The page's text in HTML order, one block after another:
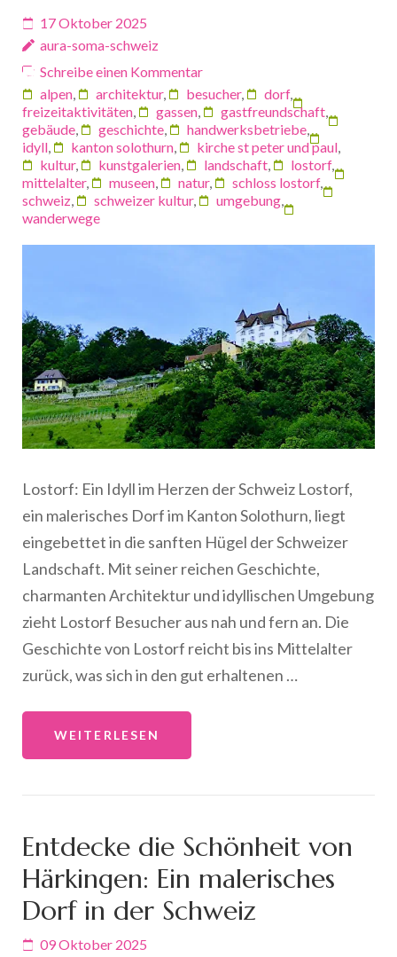
17 Oktober 2025
aura-soma-schweiz
Schreibe einen Kommentar
alpen, architektur, besucher, dorf,
freizeitaktivitäten, gassen, gastfreundschaft,
gebäude, geschichte, handwerksbetriebe,
idyll, kanton solothurn, kirche st peter und paul,
kultur, kunstgalerien, landschaft, lostorf,
mittelalter, museen, natur, schloss lostorf,
schweiz, schweizer kultur, umgebung,
wanderwege
Lostorf: Ein Idyll im Herzen der Schweiz Lostorf,
ein malerisches Dorf im Kanton Solothurn, liegt
eingebettet in die sanften Hügel der Schweizer
Landschaft. Mit seiner reichen Geschichte,
charmanten Architektur und idyllischen Umgebung
zieht Lostorf Besucher aus nah und fern an. Die
Geschichte von Lostorf reicht bis ins Mittelalter
zurück, was sich in den gut erhaltenen …
WEITERLESEN
Entdecke die Schönheit von
Härkingen: Ein malerisches
Dorf in der Schweiz
09 Oktober 2025